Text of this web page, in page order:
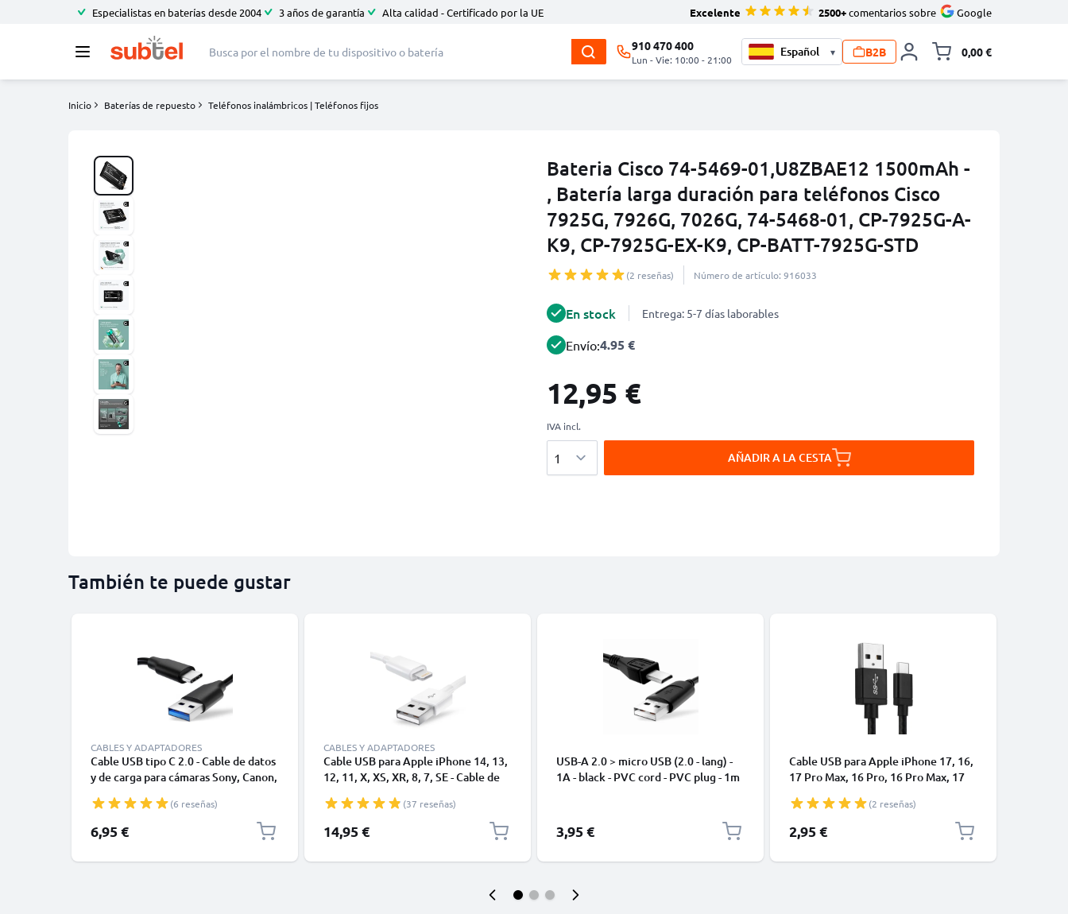
Especialistas en baterías desde 2004 3 años de garantía Alta calidad - Certificado por la UE Excelente 2500+comentarios sobre Google
910 470 400
Lun - Vie: 10:00 - 21:00
▾ B2B 0,00 €
Inicio Baterías de repuesto Teléfonos inalámbricos | Teléfonos fijos
Bateria Cisco 74-5469-01,U8ZBAE12 1500mAh -
, Batería larga duración para teléfonos Cisco
7925G, 7926G, 7026G, 74-5468-01, CP-7925G-A-
K9, CP-7925G-EX-K9, CP-BATT-7925G-STD
(2 reseñas) Número de artículo: 916033
En stock Entrega: 5-7 días laborables
Envío:4.95 €
12,95 €
IVA incl.
AÑADIR A LA CESTA
También te puede gustar
CABLES Y ADAPTADORES
Cable USB tipo C 2.0 - Cable de datos
y de carga para cámaras Sony, Canon,
Moto Z, Huawei, Xiaomi - 1,0m Cable
cargador USB tipo C
(6 reseñas)
6,95 €
CABLES Y ADAPTADORES
Cable USB para Apple iPhone 14, 13,
12, 11, X, XS, XR, 8, 7, SE - Cable de
1m
(37 reseñas)
14,95 €
USB-A 2.0 > micro USB (2.0 - lang) -
1A - black - PVC cord - PVC plug - 1m
3,95 €
Cable USB para Apple iPhone 17, 16,
17 Pro Max, 16 Pro, 16 Pro Max, 17
S25 Ultra, S25 Google Pixel 10, 9a,
10 Pro, 10 Pro XL Xiaomi 15 Ultra,
Redmi Note 14 Pro+, Note 14 Pro,
(2 reseñas)
2,95 €